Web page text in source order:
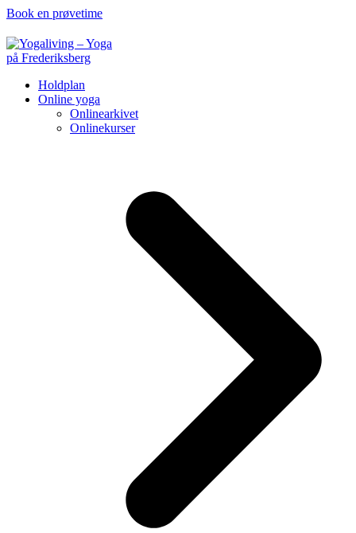
Book en prøvetime
Holdplan
Online yoga
Onlinearkivet
Onlinekurser